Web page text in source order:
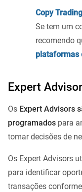
Copy
Se tem um
recomendo
plataformas
Expert
Os Expert Advisors
programados para
tomar decisões de
Os Expert Advisors
para identificar
transações